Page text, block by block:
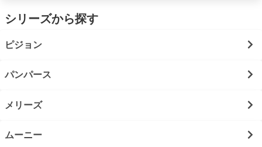
シリーズから探す
ピジョン
パンパース
メリーズ
ムーニー